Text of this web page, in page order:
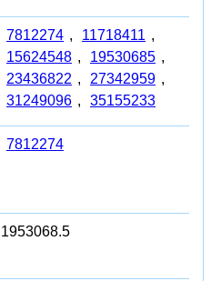
7812274 , 11718411 ,
15624548 , 19530685 ,
23436822 , 27342959 ,
31249096 , 35155233
7812274
1953068.5